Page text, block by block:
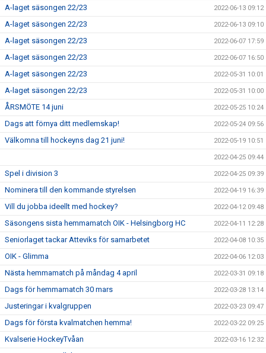
A-laget säsongen 22/23 2022-06-13 09:12
A-laget säsongen 22/23 2022-06-13 09:10
A-laget säsongen 22/23 2022-06-07 17:59
A-laget säsongen 22/23 2022-06-07 16:50
A-laget säsongen 22/23 2022-05-31 10:01
A-laget säsongen 22/23 2022-05-31 10:00
ÅRSMÖTE 14 juni 2022-05-25 10:24
Dags att förnya ditt medlemskap! 2022-05-24 09:56
Välkomna till hockeyns dag 21 juni! 2022-05-19 10:51
2022-04-25 09:44
Spel i division 3 2022-04-25 09:39
Nominera till den kommande styrelsen 2022-04-19 16:39
Vill du jobba ideellt med hockey? 2022-04-12 09:48
Säsongens sista hemmamatch OIK - Helsingborg HC 2022-04-11 12:28
Seniorlaget tackar Atteviks för samarbetet 2022-04-08 10:35
OIK - Glimma 2022-04-06 12:03
Nästa hemmamatch på måndag 4 april 2022-03-31 09:18
Dags för hemmamatch 30 mars 2022-03-28 13:14
Justeringar i kvalgruppen 2022-03-23 09:47
Dags för första kvalmatchen hemma! 2022-03-22 09:25
Kvalserie HockeyTvåan 2022-03-16 12:32